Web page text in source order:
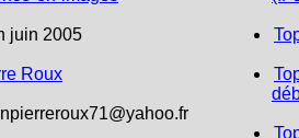
juin 2005
Roux